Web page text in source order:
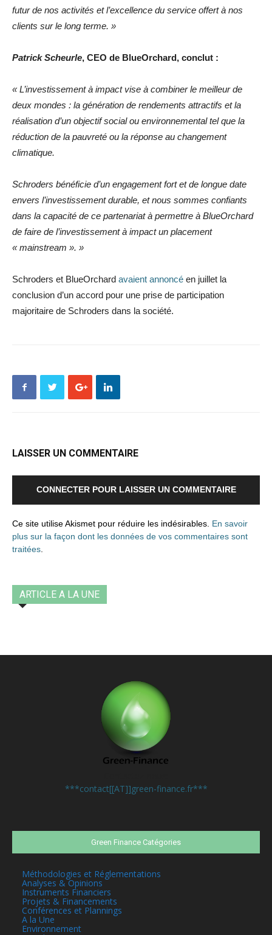
futur de nos activités et l’excellence du service offert à nos
clients sur le long terme. »
Patrick Scheurle, CEO de BlueOrchard, conclut :
« L’investissement à impact vise à combiner le meilleur de
deux mondes : la génération de rendements attractifs et la
réalisation d’un objectif social ou environnemental tel que la
réduction de la pauvreté ou la réponse au changement
climatique.
Schroders bénéficie d’un engagement fort et de longue date
envers l’investissement durable, et nous sommes confiants
dans la capacité de ce partenariat à permettre à BlueOrchard
de faire de l’investissement à impact un placement
« mainstream ». »
Schroders et BlueOrchard avaient annoncé en juillet la
conclusion d’un accord pour une prise de participation
majoritaire de Schroders dans la société.
LAISSER UN COMMENTAIRE
CONNECTER POUR LAISSER UN COMMENTAIRE
Ce site utilise Akismet pour réduire les indésirables. En savoir
plus sur la façon dont les données de vos commentaires sont
traitées
ARTICLE A LA UNE
***contact[[AT]]green-finance.fr***
Green Finance Catégories
Méthodologies et Réglementations
Analyses & Opinions
Instruments Financiers
Projets & Financements
Conférences et Plannings
A la Une
Environnement